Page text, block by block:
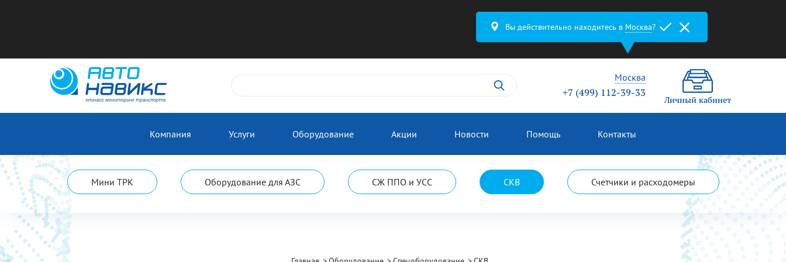
Вы действительно находитесь в Москва?
Москва
+7 (499) 112-39-33
Личный кабинет
Компания Услуги Оборудование Акции Новости Помощь Контакты
Мини ТРК Оборудование для АЗС СЖ ППО и УСС СКВ Счетчики и расходомеры